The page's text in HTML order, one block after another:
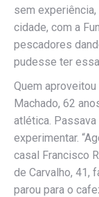
sem
cidade, com a
pescadores
pudesse ter
Quem
Machado, 62
atlética.
experimentar.
casal Francisco
de Carvalho, 41,
parou para o